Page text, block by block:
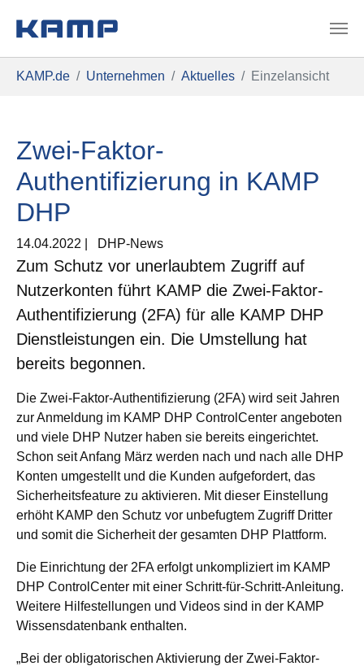
KAMP.de Unternehmen Aktuelles Einzelansicht
Zwei-Faktor-
Authentifizierung in KAMP
DHP
14.04.2022 DHP-News
Zum Schutz vor unerlaubtem Zugriff auf
Nutzerkonten führt KAMP die Zwei-Faktor-
Authentifizierung (2FA) für alle KAMP DHP
Dienstleistungen ein. Die Umstellung hat
bereits begonnen.
Die Zwei-Faktor-Authentifizierung (2FA) wird seit Jahren
zur Anmeldung im KAMP DHP ControlCenter angeboten
und viele DHP Nutzer haben sie bereits eingerichtet.
Schon seit Anfang März werden nach und nach alle DHP
Konten umgestellt und die Kunden aufgefordert, das
Sicherheitsfeature zu aktivieren. Mit dieser Einstellung
erhöht KAMP den Schutz vor unbefugtem Zugriff Dritter
und somit die Sicherheit der gesamten DHP Plattform.
Die Einrichtung der 2FA erfolgt unkompliziert im KAMP
DHP ControlCenter mit einer Schritt-für-Schritt-Anleitung.
Weitere Hilfestellungen und Videos sind in der KAMP
Wissensdatenbank enthalten.
„Bei der obligatorischen Aktivierung der Zwei-Faktor-